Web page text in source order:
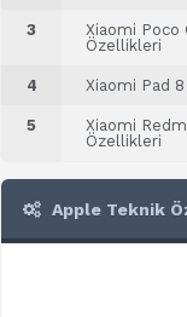
3
Xiaomi Poco
Özellikleri
4 Xiaomi Pad
5
Xiaomi
Özellikleri
Apple Teknik